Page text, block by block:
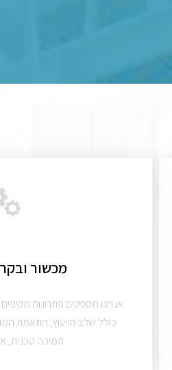
מכשור
אנחנו מספקים פתרונות
כולל שלב הייעוץ, התאמת
תמיכה טכנית,